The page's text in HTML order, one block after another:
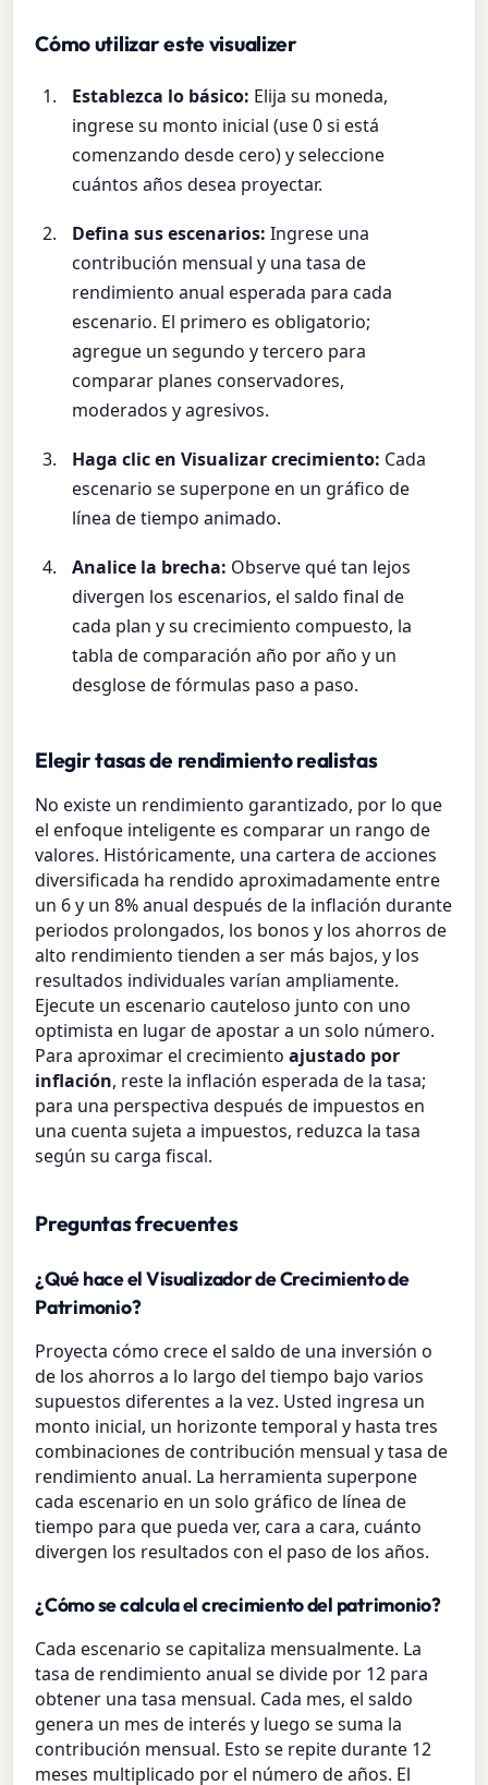
Cómo utilizar este visualizer
Establezca lo básico: Elija su moneda,
ingrese su monto inicial (use 0 si está
comenzando desde cero) y seleccione
cuántos años desea proyectar.
Defina sus escenarios: Ingrese una
contribución mensual y una tasa de
rendimiento anual esperada para cada
escenario. El primero es obligatorio;
agregue un segundo y tercero para
comparar planes conservadores,
moderados y agresivos.
Haga clic en Visualizar crecimiento: Cada
escenario se superpone en un gráfico de
línea de tiempo animado.
Analice la brecha: Observe qué tan lejos
divergen los escenarios, el saldo final de
cada plan y su crecimiento compuesto, la
tabla de comparación año por año y un
desglose de fórmulas paso a paso.
Elegir tasas de rendimiento realistas
No existe un rendimiento garantizado, por lo que
el enfoque inteligente es comparar un rango de
valores. Históricamente, una cartera de acciones
diversificada ha rendido aproximadamente entre
un 6 y un 8% anual después de la inflación durante
periodos prolongados, los bonos y los ahorros de
alto rendimiento tienden a ser más bajos, y los
resultados individuales varían ampliamente.
Ejecute un escenario cauteloso junto con uno
optimista en lugar de apostar a un solo número.
Para aproximar el crecimientoajustado por
inflación, reste la inflación esperada de la tasa;
para una perspectiva después de impuestos en
una cuenta sujeta a impuestos, reduzca la tasa
según su carga fiscal.
Preguntas frecuentes
¿Qué hace el Visualizador de Crecimiento de
Patrimonio?
Proyecta cómo crece el saldo de una inversión o
de los ahorros a lo largo del tiempo bajo varios
supuestos diferentes a la vez. Usted ingresa un
monto inicial, un horizonte temporal y hasta tres
combinaciones de contribución mensual y tasa de
rendimiento anual. La herramienta superpone
cada escenario en un solo gráfico de línea de
tiempo para que pueda ver, cara a cara, cuánto
divergen los resultados con el paso de los años.
¿Cómo se calcula el crecimiento del patrimonio?
Cada escenario se capitaliza mensualmente. La
tasa de rendimiento anual se divide por 12 para
obtener una tasa mensual. Cada mes, el saldo
genera un mes de interés y luego se suma la
contribución mensual. Esto se repite durante 12
meses multiplicado por el número de años. El